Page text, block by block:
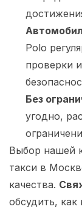
Polo
проверки
Без
угодно,
Выбор нашей
такси в
качества.
обсудить,